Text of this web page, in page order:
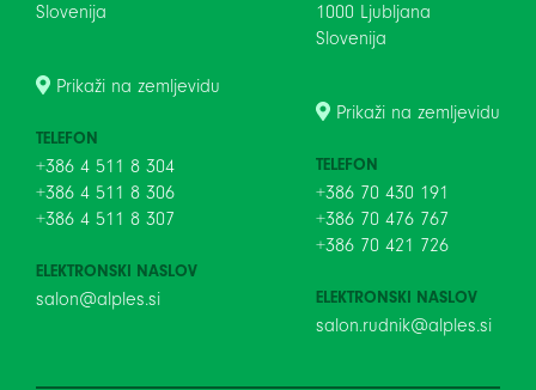
Slovenija
Prikaži na zemljevidu
TELEFON
+386 4 511 8 304
+386 4 511 8 306
+386 4 511 8 307
ELEKTRONSKI NASLOV
salon@alples.si
1000 Ljubljana
Slovenija
Prikaži na zemljevidu
TELEFON
+386 70 430 191
+386 70 476 767
+386 70 421 726
ELEKTRONSKI NASLOV
salon.rudnik@alples.si